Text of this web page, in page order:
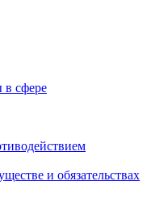
сфере
и обязательствах